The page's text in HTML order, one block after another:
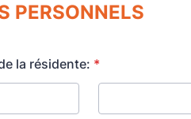
PERSONNELS
la résidente: *